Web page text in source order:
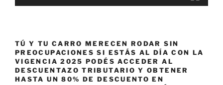
TÚ Y TU CARRO MERECEN RODAR SIN
PREOCUPACIONES SI ESTÁS AL DÍA CON LA
VIGENCIA 2025 PODÉS ACCEDER AL
DESCUENTAZO TRIBUTARIO Y OBTENER
HASTA UN 80% DE DESCUENTO EN